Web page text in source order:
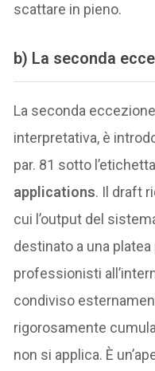
scattare in pieno.
b) La seconda
La seconda
interpretativa, è
par. 81 sotto
applications. Il draft
cui l’output del
destinato a una
professionisti
condiviso
rigorosamente
non si applica. È